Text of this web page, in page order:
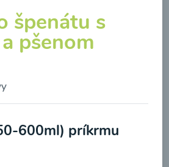
klasik polievka
Zobraziť
špenátu s
pšenom
600ml) príkrmu
a akcií
na Newsletter súhlasím so
údajov pre účely